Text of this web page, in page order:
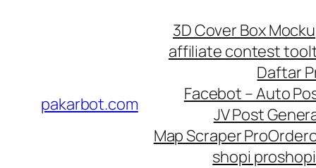
pakarbot.com
3D Cover Box
affiliate contest
Daftar
Facebot – Auto
JV Post
Map Scraper Pro
shopi pro